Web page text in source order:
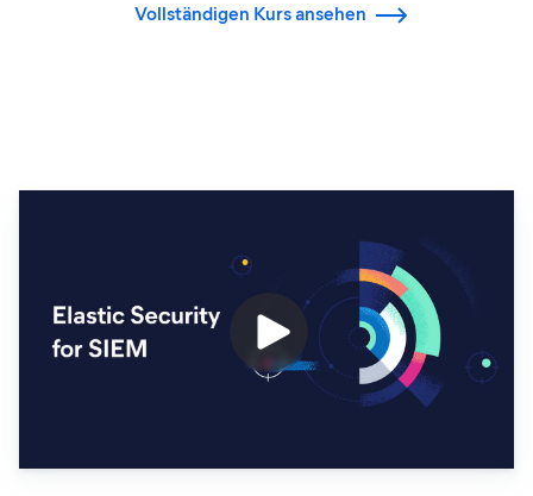
Vollständigen Kurs ansehen